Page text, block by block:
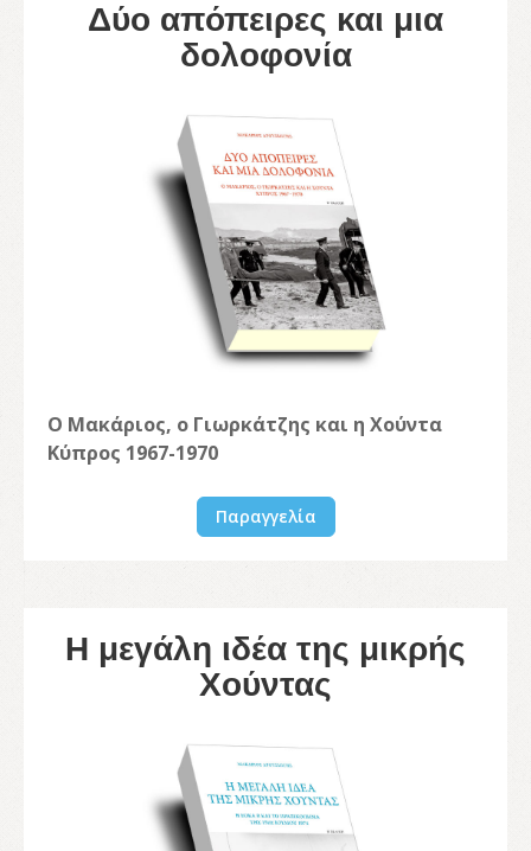
Δύο απόπειρες και μια
δολοφονία
Ο Μακάριος, ο Γιωρκάτζης και η Χούντα
Κύπρος 1967-1970
Παραγγελία
Η μεγάλη ιδέα της μικρής
Χούντας